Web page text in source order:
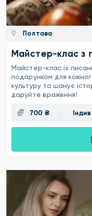
Полтава
Майстер-клас з
Майстер-клас із
подарунком для
культуру та шанує
даруйте враження!
700 ₴